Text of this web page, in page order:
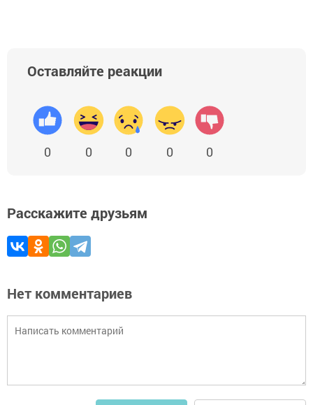
Оставляйте реакции
0 0 0 0 0
Расскажите друзьям
Нет комментариев